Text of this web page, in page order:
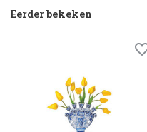
Eerder bekeken